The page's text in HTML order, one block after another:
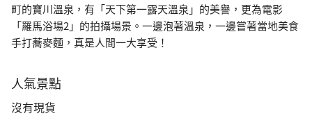
町的寶川溫泉，有「天下第一露天溫泉」的美譽，更為電影
「羅馬浴場2」的拍攝場景。一邊泡著溫泉，一邊嘗著當地美食
手打蕎麥麵，真是人間一大享受！
人氣景點
沒有現貨